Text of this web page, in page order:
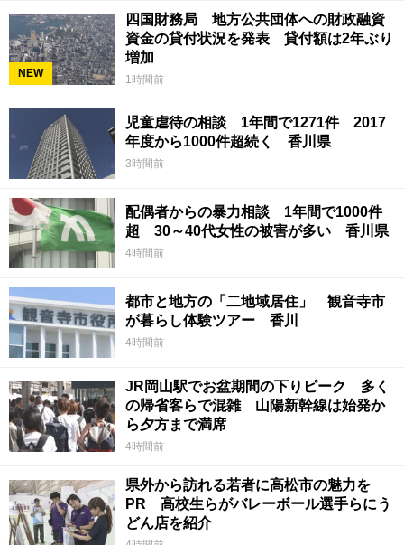
NEW
四国財務局 地方公共団体への財政融資
資金の貸付状況を発表 貸付額は2年ぶり
増加
1時間前
児童虐待の相談 1年間で1271件 2017
年度から1000件超続く 香川県
3時間前
配偶者からの暴力相談 1年間で1000件
超 30～40代女性の被害が多い 香川県
4時間前
都市と地方の「二地域居住」 観音寺市
が暮らし体験ツアー 香川
4時間前
JR岡山駅でお盆期間の下りピーク 多く
の帰省客らで混雑 山陽新幹線は始発か
ら夕方まで満席
4時間前
県外から訪れる若者に高松市の魅力を
PR 高校生らがバレーボール選手らにう
どん店を紹介